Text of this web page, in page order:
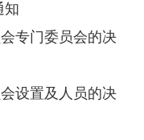
知
专门委员会的决
设置及人员的决